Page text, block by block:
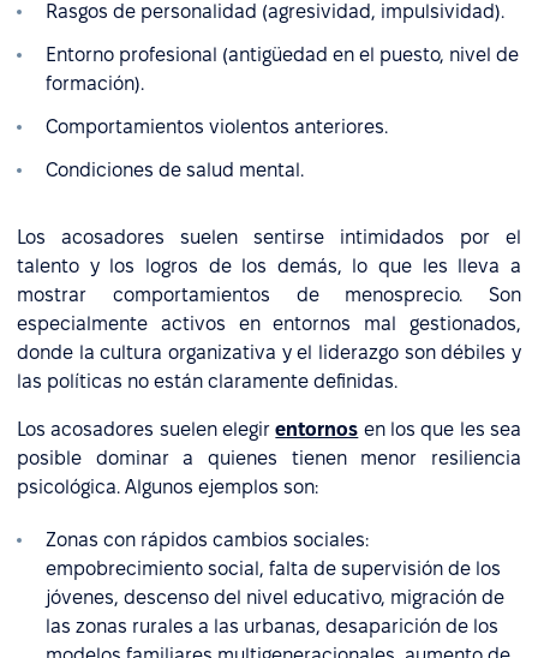
Rasgos de personalidad (agresividad, impulsividad).
Entorno profesional (antigüedad en el puesto, nivel de
formación).
Comportamientos violentos anteriores.
Condiciones de salud mental.
Los acosadores suelen sentirse intimidados por el
talento y los logros de los demás, lo que les lleva a
mostrar comportamientos de menosprecio. Son
especialmente activos en entornos mal gestionados,
donde la cultura organizativa y el liderazgo son débiles y
las políticas no están claramente definidas.
Los acosadores suelen elegirentornos en los que les sea
posible dominar a quienes tienen menor resiliencia
psicológica. Algunos ejemplos son:
Zonas con rápidos cambios sociales:
empobrecimiento social, falta de supervisión de los
jóvenes, descenso del nivel educativo, migración de
las zonas rurales a las urbanas, desaparición de los